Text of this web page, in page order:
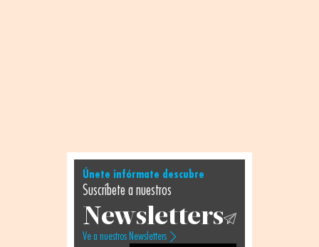
Únete infórmate descubre
Suscríbete a nuestros
Newsletters
Ve a nuestros Newsletters